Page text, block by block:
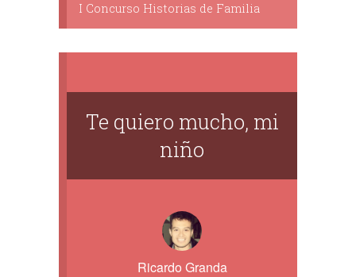
I Concurso Historias de Familia
Te quiero mucho, mi
niño
Ricardo Granda